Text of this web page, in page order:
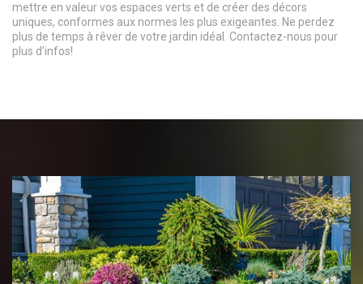
mettre en valeur vos espaces verts et de créer des décors
uniques, conformes aux normes les plus exigeantes. Ne perdez
plus de temps à rêver de votre jardin idéal. Contactez-nous pour
plus d'infos!